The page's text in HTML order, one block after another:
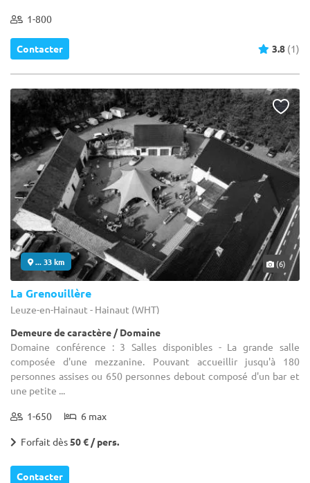
1-800
Contacter 3.8 (1)
... 33 km (6)
La Grenouillère
Leuze-en-Hainaut - Hainaut (WHT)
Demeure de caractère / Domaine
Domaine conférence : 3 Salles disponibles - La grande salle
composée d'une mezzanine. Pouvant accueillir jusqu'à 180
personnes assises ou 650 personnes debout composé d'un bar et
une petite ...
1-650 6 max
Forfait dès50 € / pers.
Contacter